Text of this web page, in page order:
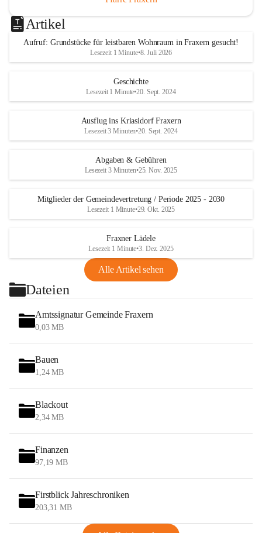
Artikel
Aufruf: Grundstücke für leistbaren Wohnraum in Fraxern gesucht!
Lesezeit 1 Minute•8. Juli 2026
Geschichte
Lesezeit 1 Minute•20. Sept. 2024
Ausflug ins Kriasidorf Fraxern
Lesezeit 3 Minuten•20. Sept. 2024
Abgaben & Gebühren
Lesezeit 3 Minuten•25. Nov. 2025
Mitglieder der Gemeindevertretung / Periode 2025 - 2030
Lesezeit 1 Minute•29. Okt. 2025
Fraxner Lädele
Lesezeit 1 Minute•3. Dez. 2025
Alle Artikel sehen
Dateien
Amtssignatur Gemeinde Fraxern
0,03 MB
Bauen
1,24 MB
Blackout
2,34 MB
Finanzen
97,19 MB
Firstblick Jahreschroniken
203,31 MB